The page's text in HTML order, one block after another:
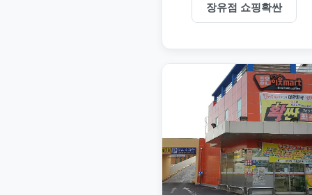
장유점 쇼핑확싼